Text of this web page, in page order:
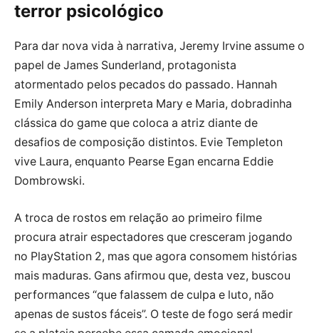
terror psicológico
Para dar nova vida à narrativa, Jeremy Irvine assume o
papel de James Sunderland, protagonista
atormentado pelos pecados do passado. Hannah
Emily Anderson interpreta Mary e Maria, dobradinha
clássica do game que coloca a atriz diante de
desafios de composição distintos. Evie Templeton
vive Laura, enquanto Pearse Egan encarna Eddie
Dombrowski.
A troca de rostos em relação ao primeiro filme
procura atrair espectadores que cresceram jogando
no PlayStation 2, mas que agora consomem histórias
mais maduras. Gans afirmou que, desta vez, buscou
performances “que falassem de culpa e luto, não
apenas de sustos fáceis”. O teste de fogo será medir